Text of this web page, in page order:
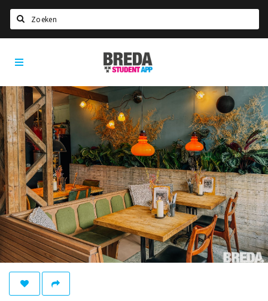
HOME
STUDEREN
Voel je thuis in Breda | GoodMood
Welkom in Breda
Studentenverenigingen
Studentenraad
Studentenroutes
New in town? Check FAQ!
WONEN
Woonruimte
Inschrijven gemeente
Breda
Student